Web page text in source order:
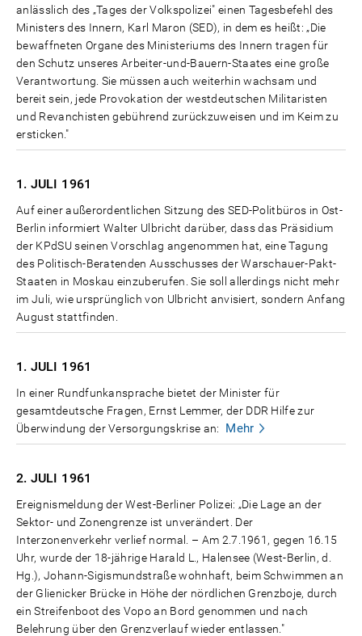
anlässlich des „Tages der Volkspolizei" einen Tagesbefehl des
Ministers des Innern, Karl Maron (SED), in dem es heißt: „Die
bewaffneten Organe des Ministeriums des Innern tragen für
den Schutz unseres Arbeiter-und-Bauern-Staates eine große
Verantwortung. Sie müssen auch weiterhin wachsam und
bereit sein, jede Provokation der westdeutschen Militaristen
und Revanchisten gebührend zurückzuweisen und im Keim zu
ersticken."
1. JULI 1961
Auf einer außerordentlichen Sitzung des SED-Politbüros in Ost-
Berlin informiert Walter Ulbricht darüber, dass das Präsidium
der KPdSU seinen Vorschlag angenommen hat, eine Tagung
des Politisch-Beratenden Ausschusses der Warschauer-Pakt-
Staaten in Moskau einzuberufen. Sie soll allerdings nicht mehr
im Juli, wie ursprünglich von Ulbricht anvisiert, sondern Anfang
August stattfinden.
1. JULI 1961
In einer Rundfunkansprache bietet der Minister für
gesamtdeutsche Fragen, Ernst Lemmer, der DDR Hilfe zur
Überwindung der Versorgungskrise an:
Mehr
2. JULI 1961
Ereignismeldung der West-Berliner Polizei: „Die Lage an der
Sektor- und Zonengrenze ist unverändert. Der
Interzonenverkehr verlief normal. – Am 2.7.1961, gegen 16.15
Uhr, wurde der 18-jährige Harald L., Halensee (West-Berlin, d.
Hg.), Johann-Sigismundstraße wohnhaft, beim Schwimmen an
der Glienicker Brücke in Höhe der nördlichen Grenzboje, durch
ein Streifenboot des Vopo an Bord genommen und nach
Belehrung über den Grenzverlauf wieder entlassen."